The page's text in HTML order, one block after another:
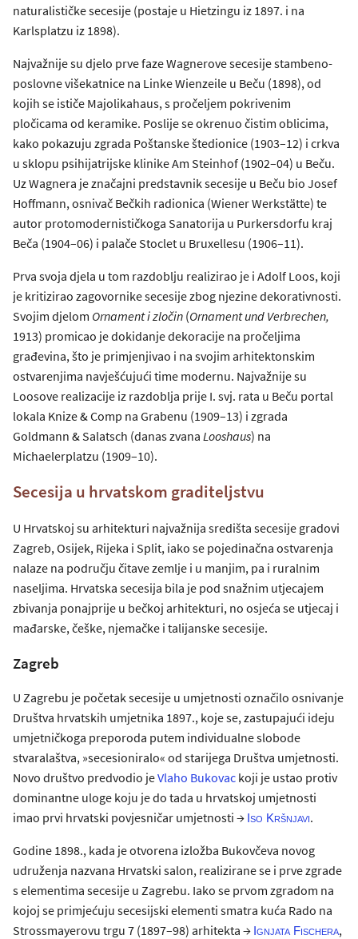
naturalističke secesije (postaje u Hietzingu iz 1897. i na
Karlsplatzu iz 1898).
Najvažnije su djelo prve faze Wagnerove secesije stambeno-
poslovne višekatnice na Linke Wienzeile u Beču (1898), od
kojih se ističe Majolikahaus, s pročeljem pokrivenim
pločicama od keramike. Poslije se okrenuo čistim oblicima,
kako pokazuju zgrada Poštanske štedionice (1903–12) i crkva
u sklopu psihijatrijske klinike Am Steinhof (1902–04) u Beču.
Uz Wagnera je značajni predstavnik secesije u Beču bio Josef
Hoffmann, osnivač Bečkih radionica (Wiener Werkstätte) te
autor protomodernističkoga Sanatorija u Purkersdorfu kraj
Beča (1904–06) i palače Stoclet u Bruxellesu (1906–11).
Prva svoja djela u tom razdoblju realizirao je i Adolf Loos, koji
je kritizirao zagovornike secesije zbog njezine dekorativnosti.
Svojim djelom Ornament i zločin (Ornament und Verbrechen,
1913) promicao je dokidanje dekoracije na pročeljima
građevina, što je primjenjivao i na svojim arhitektonskim
ostvarenjima navješćujući time modernu. Najvažnije su
Loosove realizacije iz razdoblja prije I. svj. rata u Beču portal
lokala Knize & Comp na Grabenu (1909–13) i zgrada
Goldmann & Salatsch (danas zvana Looshaus) na
Michaelerplatzu (1909–10).
Secesija u hrvatskom graditeljstvu
U Hrvatskoj su arhitekturi najvažnija središta secesije gradovi
Zagreb, Osijek, Rijeka i Split, iako se pojedinačna ostvarenja
nalaze na području čitave zemlje i u manjim, pa i ruralnim
naseljima. Hrvatska secesija bila je pod snažnim utjecajem
zbivanja ponajprije u bečkoj arhitekturi, no osjeća se utjecaj i
mađarske, češke, njemačke i talijanske secesije.
Zagreb
U Zagrebu je početak secesije u umjetnosti označilo osnivanje
Društva hrvatskih umjetnika 1897., koje se, zastupajući ideju
umjetničkoga preporoda putem individualne slobode
stvaralaštva, »secesioniralo« od starijega Društva umjetnosti.
Novo društvo predvodio jeVlaho Bukovac koji je ustao protiv
dominantne uloge koju je do tada u hrvatskoj umjetnosti
imao prvi hrvatski povjesničar umjetnosti → Iso Kršnjavi.
Godine 1898., kada je otvorena izložba Bukovčeva novog
udruženja nazvana Hrvatski salon, realizirane se i prve zgrade
s elementima secesije u Zagrebu. Iako se prvom zgradom na
kojoj se primjećuju secesijski elementi smatra kuća Rado na
Strossmayerovu trgu 7 (1897–98) arhitekta → Ignjata Fischera,